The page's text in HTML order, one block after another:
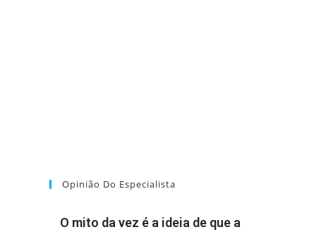
Opinião Do Especialista
O mito da vez é a ideia de que a